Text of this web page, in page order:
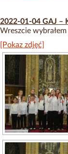
2022-01-04 GAJ –
Wreszcie
[Pokaz zdjęć]